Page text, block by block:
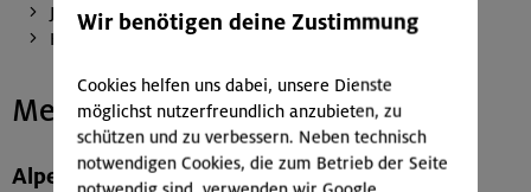
Jugend (7–13): 31 €
Kinder (bis 6): 23 €
Mehrbettzimmer
Alpenvereinsmitglieder
Wir benötigen deine Zustimmung
Cookies helfen uns dabei, unsere Dienste
möglichst nutzerfreundlich anzubieten, zu
schützen und zu verbessern. Neben technisch
notwendigen Cookies, die zum Betrieb der Seite